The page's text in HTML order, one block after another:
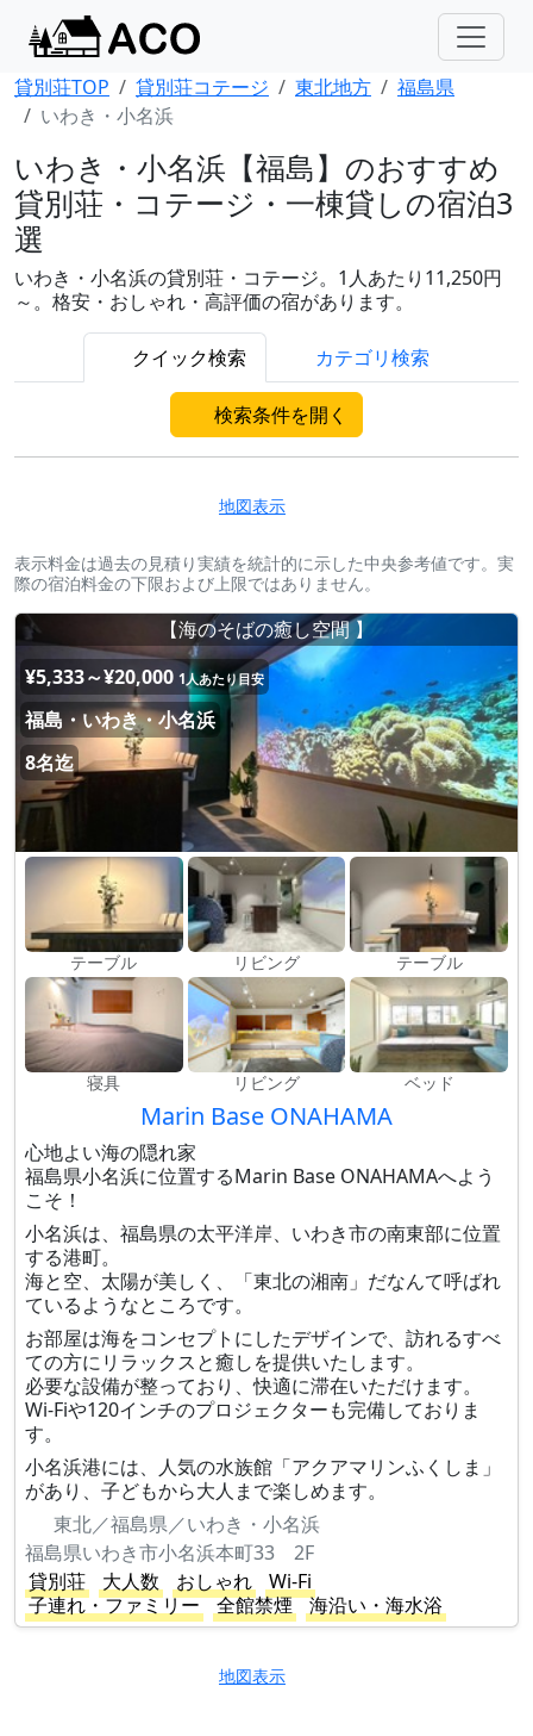
貸別荘TOP 貸別荘コテージ 東北地方
福島県
いわき・小名浜
いわき・小名浜【福島】のおすすめ
貸別荘・コテージ・一棟貸しの宿泊3
選
いわき・小名浜の貸別荘・コテージ。1人あたり11,250円
～。格安・おしゃれ・高評価の宿があります。
クイック検索 カテゴリ検索
検索条件を開く
地図表示
表示料金は過去の見積り実績を統計的に示した中央参考値です。実
際の宿泊料金の下限および上限ではありません。
【海のそばの癒し空間 】
¥5,333～¥20,000 1人あたり目安
福島・いわき・小名浜
8名迄
テーブル リビング テーブル
寝具 リビング ベッド
Marin Base ONAHAMA
心地よい海の隠れ家
福島県小名浜に位置するMarin Base ONAHAMAへよう
こそ！
小名浜は、福島県の太平洋岸、いわき市の南東部に位置
する港町。
海と空、太陽が美しく、「東北の湘南」だなんて呼ばれ
ているようなところです。
お部屋は海をコンセプトにしたデザインで、訪れるすべ
ての方にリラックスと癒しを提供いたします。
必要な設備が整っており、快適に滞在いただけます。
Wi-Fiや120インチのプロジェクターも完備しておりま
す。
小名浜港には、人気の水族館「アクアマリンふくしま」
があり、子どもから大人まで楽しめます。
東北／福島県／いわき・小名浜
福島県いわき市小名浜本町33 2F
貸別荘
大人数 おしゃれ
Wi-Fi
子連れ・ファミリー
全館禁煙 海沿い・海水浴
地図表示